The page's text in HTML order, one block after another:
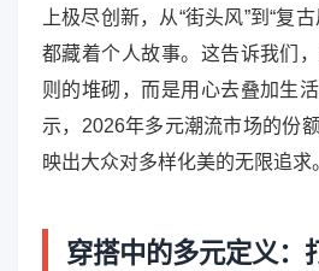
上极尽创新，从“街头风”到“复
都藏着个人故事。这告诉我们
则的堆砌，而是用心去叠加生
示，2026年多元潮流市场的份
映出大众对多样化美的无限追求
穿搭中的多元定义：